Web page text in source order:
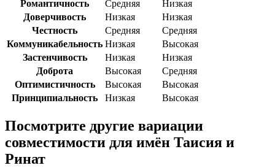
Романтичность Средняя
Низкая
Доверчивость
Низкая
Низкая
Честность
Средняя
Средняя
Коммуникабельность Низкая
Высокая
Застенчивость
Низкая
Низкая
Доброта
Высокая
Средняя
Оптимистичность
Высокая
Высокая
Принципиальность
Низкая Высокая
Посмотрите другие вариации
совместимости для имён Таисия и
Ринат